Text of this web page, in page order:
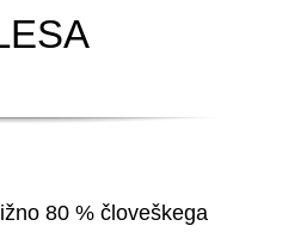
80 % človeškega